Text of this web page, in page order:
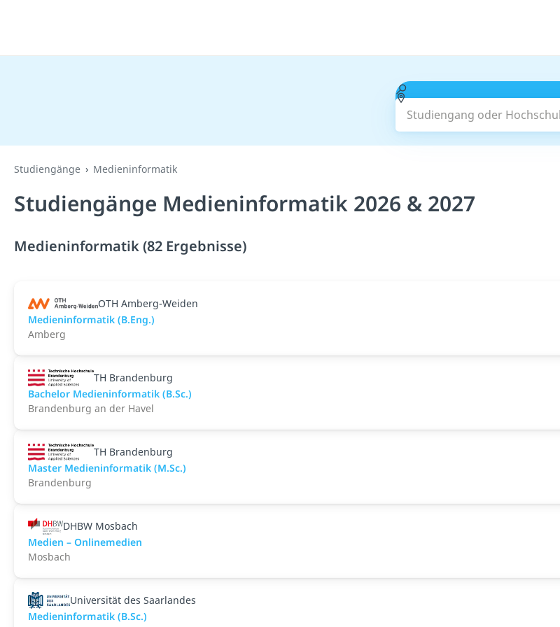
Studiengang oder Hochschule
Studiengänge Medieninformatik
Studiengänge Medieninformatik 2026 & 2027
Medieninformatik (82 Ergebnisse)
OTH Amberg-Weiden
Medieninformatik (B.Eng.)
Amberg
TH Brandenburg
Bachelor Medieninformatik (B.Sc.)
Brandenburg an der Havel
TH Brandenburg
Master Medieninformatik (M.Sc.)
Brandenburg
DHBW Mosbach
Medien – Onlinemedien
Mosbach
Universität des Saarlandes
Medieninformatik (B.Sc.)